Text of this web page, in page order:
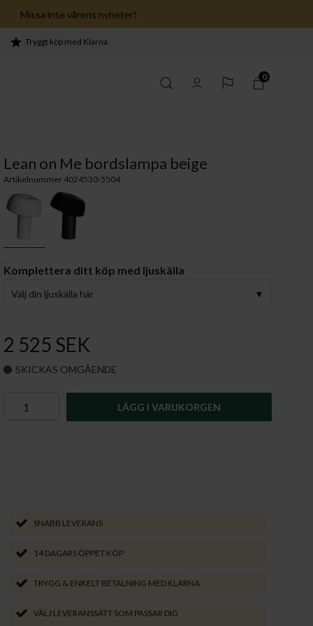
Missa inte vårens nyheter!
Tryggt köp med Klarna
0
Lean on Me bordslampa beige
Artikelnummer 4024530-5504
Komplettera ditt köp med ljuskälla
Välj din ljuskälla här
2 525 SEK
SKICKAS OMGÅENDE
LÄGG I VARUKORGEN
SNABB LEVERANS
14 DAGARS ÖPPET KÖP
TRYGG & ENKELT BETALNING MED KLARNA
VÄLJ LEVERANSSÄTT SOM PASSAR DIG